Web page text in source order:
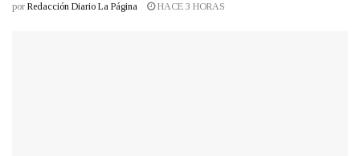
por Redacción Diario La Página HACE 3 HORAS